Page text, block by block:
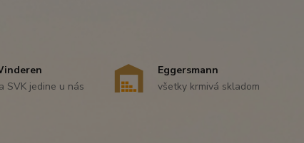
SVK jedine u nás
Eggersmann
všetky krmivá skladom